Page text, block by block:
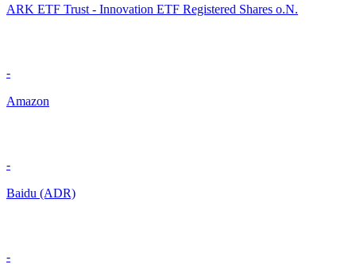
ARK ETF Trust - Innovation ETF Registered Shares o.N.
-
Amazon
-
Baidu (ADR)
-